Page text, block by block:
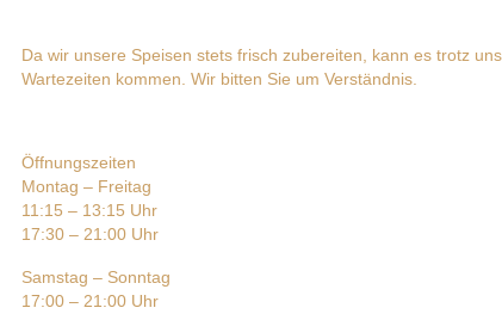
Da wir unsere Speisen stets frisch zubereiten, kann es trotz
Wartezeiten kommen. Wir bitten Sie um Verständnis.
Öffnungszeiten
Montag – Freitag
11:15 – 13:15 Uhr
17:30 – 21:00 Uhr
Samstag – Sonntag
17:00 – 21:00 Uhr